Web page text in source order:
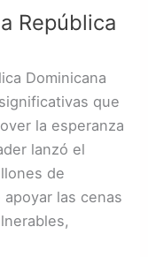
República
Dominicana
que
la esperanza
lanzó el
de
las cenas